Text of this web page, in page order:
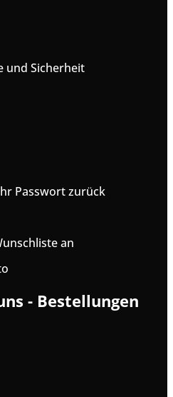
und Sicherheit
Passwort zurück
an
- Bestellungen